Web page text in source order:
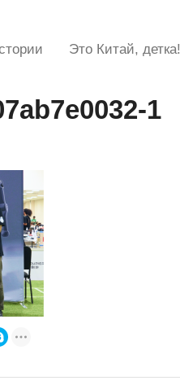
Это Китай, детка!
1